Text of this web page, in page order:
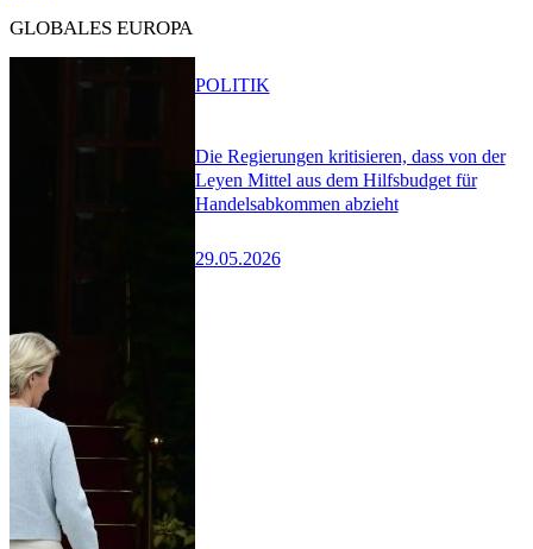
GLOBALES EUROPA
Die Regierungen kritisieren, dass von der
Leyen Mittel aus dem Hilfsbudget für
Handelsabkommen abzieht
29.05.2026
POLITIK